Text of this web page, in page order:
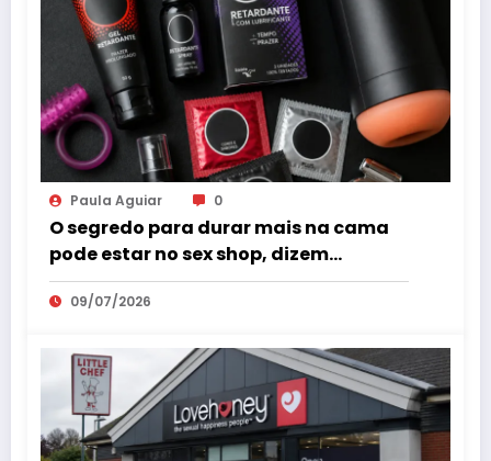
Paula Aguiar 0
O segredo para durar mais na cama
pode estar no sex shop, dizem
especialistas em saúde sexual
09/07/2026